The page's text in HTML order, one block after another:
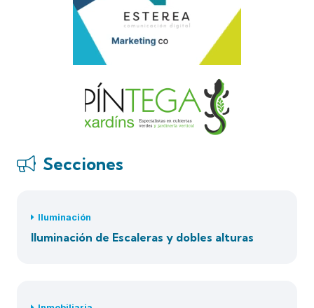
Secciones
Iluminación
Iluminación de Escaleras y dobles alturas